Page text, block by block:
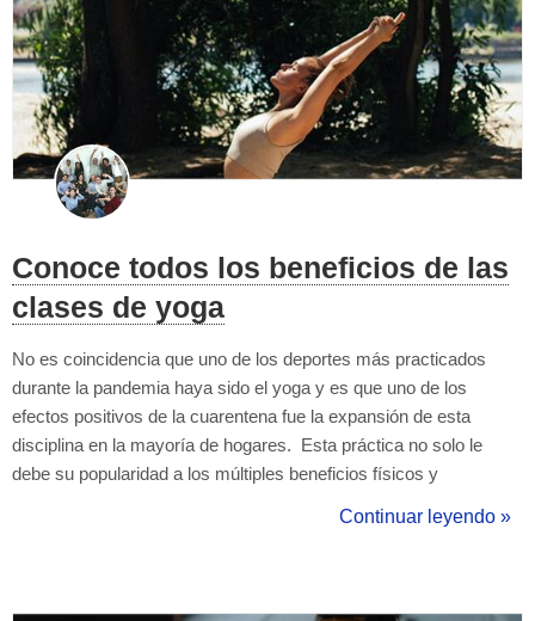
Conoce todos los beneficios de las
clases de yoga
No es coincidencia que uno de los deportes más practicados
durante la pandemia haya sido el yoga y es que uno de los
efectos positivos de la cuarentena fue la expansión de esta
disciplina en la mayoría de hogares. Esta práctica no solo le
debe su popularidad a los múltiples beneficios físicos y
rutinas encontramos ejercicios de meditación que ayudan a
Continuar leyendo »